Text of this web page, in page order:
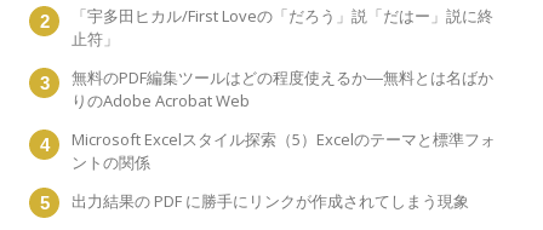
「宇多田ヒカル/First Loveの「だろう」説「だはー」説に終
止符」
無料のPDF編集ツールはどの程度使えるか―無料とは名ばか
りのAdobe Acrobat Web
Microsoft Excelスタイル探索（5）Excelのテーマと標準フォ
ントの関係
出力結果の PDF に勝手にリンクが作成されてしまう現象